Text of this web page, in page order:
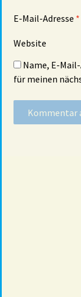
E-Mail-Adresse *
Website
Name, E-
für meinen